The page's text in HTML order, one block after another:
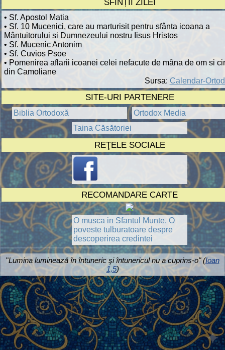
• Sf. Apostol Matia
• Sf. 10 Mucenici, care au marturisit pentru sfânta icoana a
Mântuitorului si Dumnezeului nostru Iisus Hristos
• Sf. Mucenic Antonim
• Sf. Cuvios Psoe
• Pomenirea aflarii icoanei celei nefacute de mâna de om si
din Camoliane
Sursa: Calendar-
SITE-URI PARTENERE
Biblia Ortodoxă
Ortodox Media
Taina Căsătoriei
REŢELE SOCIALE
RECOMANDARE CARTE
O musca in Sfantul Munte. O
poveste tulburatoare despre
descoperirea credintei
"Lumina luminează în întuneric şi întunericul nu a cuprins-o" (Ioan
1,5)